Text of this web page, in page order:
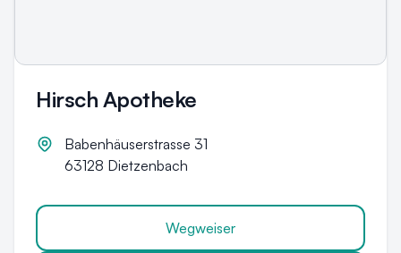
Hirsch Apotheke
Babenhäuserstrasse 31
63128 Dietzenbach
Wegweiser